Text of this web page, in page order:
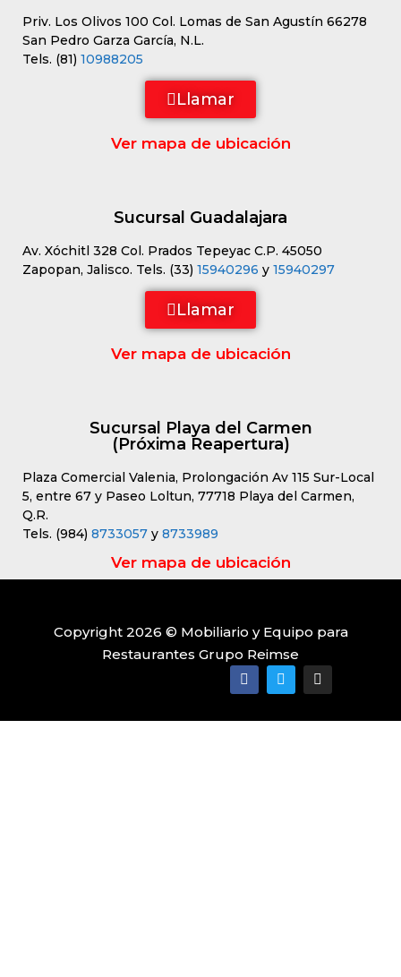
Priv. Los Olivos 100 Col. Lomas de San Agustín 66278
San Pedro Garza García, N.L.
Tels. (81) 10988205
Llamar
Ver mapa de ubicación
Sucursal Guadalajara
Av. Xóchitl 328 Col. Prados Tepeyac C.P. 45050
Zapopan, Jalisco. Tels. (33) 15940296 y 15940297
Llamar
Ver mapa de ubicación
Sucursal Playa del Carmen
(Próxima Reapertura)
Plaza Comercial Valenia, Prolongación Av 115 Sur-Local
5, entre 67 y Paseo Loltun, 77718 Playa del Carmen,
Q.R.
Tels. (984) 8733057 y 8733989
Ver mapa de ubicación
Copyright 2026 © Mobiliario y Equipo para
Restaurantes Grupo Reimse